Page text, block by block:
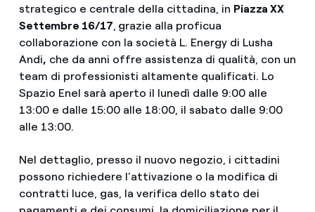
strategico e centrale della cittadina, in Piazza XX
Settembre 16/17, grazie alla proficua
collaborazione con la società L. Energy di Lusha
Andi, che da anni offre assistenza di qualità, con un
team di professionisti altamente qualificati. Lo
Spazio Enel sarà aperto il lunedì dalle 9:00 alle
13:00 e dalle 15:00 alle 18:00, il sabato dalle 9:00
alle 13:00.
Nel dettaglio, presso il nuovo negozio, i cittadini
possono richiedere l’attivazione o la modifica di
contratti luce, gas, la verifica dello stato dei